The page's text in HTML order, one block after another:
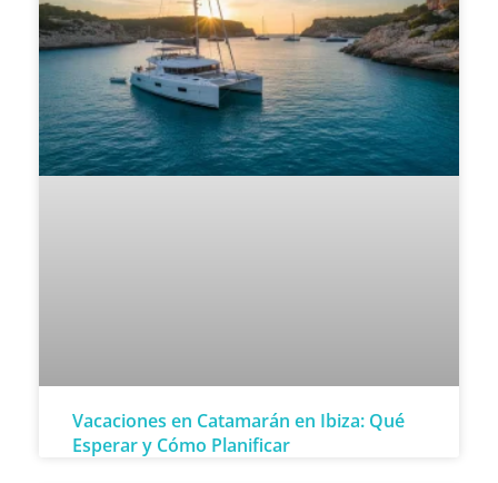
Vacaciones en Catamarán en Ibiza: Qué
Esperar y Cómo Planificar